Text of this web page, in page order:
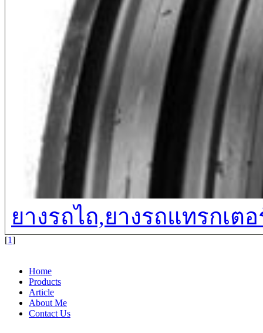
ยางรถไถ,ยางรถแทรกเตอ
[1]
Home
Products
Article
About Me
Contact Us